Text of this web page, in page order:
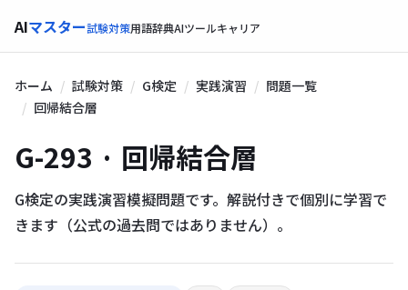
AIマスター試験対策用語辞典AIツールキャリア
ホーム 試験対策 G検定 実践演習
問題一覧
回帰結合層
G-293 · 回帰結合層
G検定の実践演習模擬問題です。解説付きで個別に学習で
きます（公式の過去問ではありません）。